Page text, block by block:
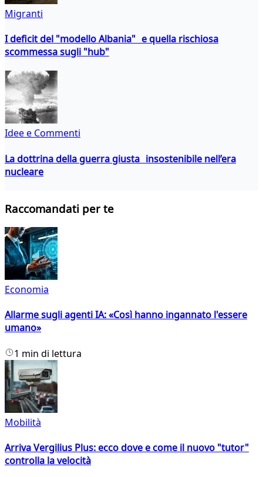
Migranti
I deficit del "modello Albania" e quella rischiosa
scommessa sugli "hub"
Idee e Commenti
La dottrina della guerra giusta insostenibile nell’era
nucleare
Raccomandati per te
Economia
Allarme sugli agenti IA: «Così hanno ingannato l'essere
umano»
1 min di lettura
Mobilità
Arriva Vergilius Plus: ecco dove e come il nuovo "tutor"
controlla la velocità